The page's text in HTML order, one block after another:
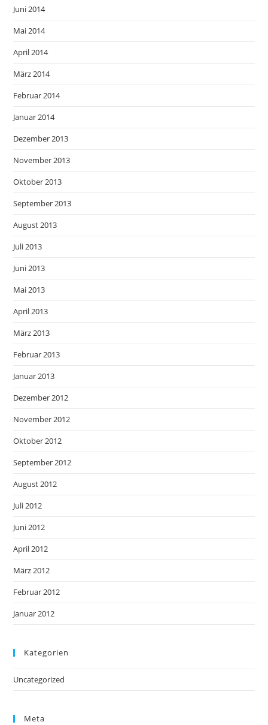
Juni 2014
Mai 2014
April 2014
März 2014
Februar 2014
Januar 2014
Dezember 2013
November 2013
Oktober 2013
September 2013
August 2013
Juli 2013
Juni 2013
Mai 2013
April 2013
März 2013
Februar 2013
Januar 2013
Dezember 2012
November 2012
Oktober 2012
September 2012
August 2012
Juli 2012
Juni 2012
April 2012
März 2012
Februar 2012
Januar 2012
Kategorien
Uncategorized
Meta